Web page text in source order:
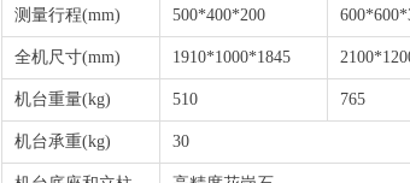
测量行程(mm) 500*400*200
全机尺寸(mm) 1910*1000*1845
机台重量(kg) 510 765
机台承重(kg) 30